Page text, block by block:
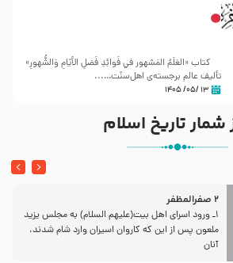
کتاب «العَلَمُ المَشهور في فَوائِدِ فَضلِ الأيّامِ وَالشُّهورِ»
تألیف عالم برجسته‌ی اهل‌سنّت…...
۱۳ /۰۵/ ۱۴۰۵
شمار تاریخ اسلام
2 صفرالمظفر
1ـ ورود اسراى اهل بیت‌(علیهم السلام) به مجلس یزید
ملعون پس از این كه كاروان اسیران وارد شام شدند،
آنان